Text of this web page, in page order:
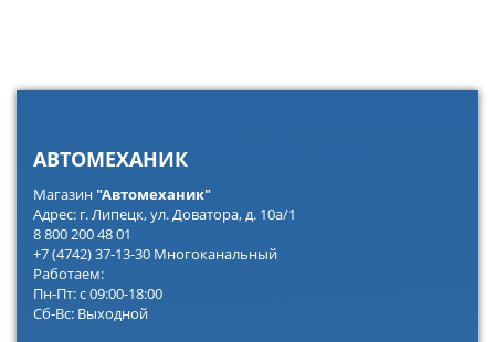
АВТОМЕХАНИК
Магазин"Автомеханик"
Адрес: г. Липецк, ул. Доватора, д. 10а/1
8 800 200 48 01
+7 (4742) 37-13-30 Многоканальный
Работаем:
Пн-Пт: с 09:00-18:00
Сб-Вс: Выходной